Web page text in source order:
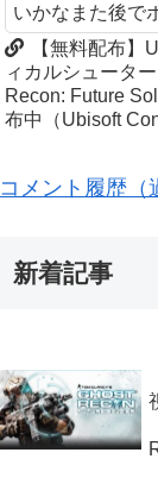
いかなまた後で
【無料配布】
ィカルシュータ
Recon: Future
布中（Ubisoft
コメント履歴（
新着記事